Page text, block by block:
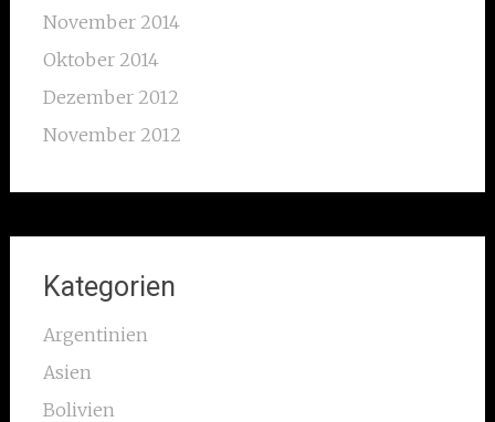
November 2014
Oktober 2014
Dezember 2012
November 2012
Kategorien
Argentinien
Asien
Bolivien